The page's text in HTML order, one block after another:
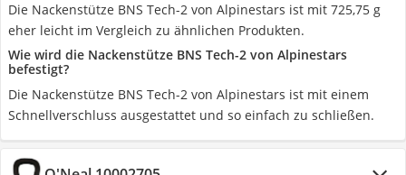
Die Nackenstütze BNS Tech-2 von Alpinestars ist mit 725,75 g
eher leicht im Vergleich zu ähnlichen Produkten.
Wie wird die Nackenstütze BNS Tech-2 von Alpinestars
befestigt?
Die Nackenstütze BNS Tech-2 von Alpinestars ist mit einem
Schnellverschluss ausgestattet und so einfach zu schließen.